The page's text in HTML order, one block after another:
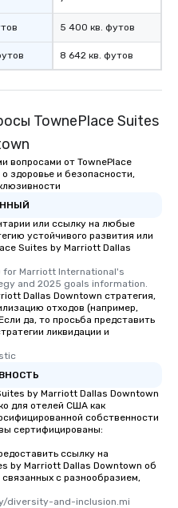
be printed featuring
which can be an
For added ease, we
for groups that
glittering lights of The
Memorable
experienced, and all
remember. Our one-
last. It’s an
will reminisce about
leave. Location, Location, Location
One of the best
walking distance of
short stroll allows
members a chance to
networking
heading to the next
itinerary. You Get a Dinner and a Show
Our tours offer an
5 400 кв. футов
8 642 кв. футов
TownePlace Suites
вопросами от TownePlace
здоровье и безопасности,
или ссылку на любые
устойчивого развития или
Suites by Marriott Dallas
Marriott International's
and 2025 goals information.
Dallas Downtown стратегия,
отходов (например,
да, то просьба представить
ликвидации и
by Marriott Dallas Downtown
для отелей США как
собственности
вы сертифицированы:
ссылку на
by Marriott Dallas Downtown об
с разнообразием,
diversity-and-inclusion.mi